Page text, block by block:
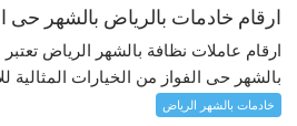
ارقام خادمات بالرياض بالشهر حى الفواز
ارقام عاملات نظافة بالشهر الرياض
بالشهر حى الفواز من الخيارات المثالية
خادمات بالشهر الرياض